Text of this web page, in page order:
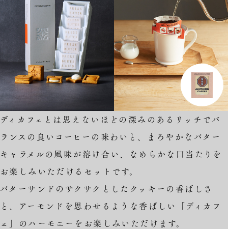
ディカフェとは思えないほどの深みのあるリッチでバ
ランスの良いコーヒーの味わいと、まろやかなバター
キャラメルの風味が溶け合い、なめらかな口当たりを
お楽しみいただけるセットです。
バターサンドのサクサクとしたクッキーの香ばしさ
と、アーモンドを思わせるような香ばしい「ディカフ
ェ」のハーモニーをお楽しみいただけます。